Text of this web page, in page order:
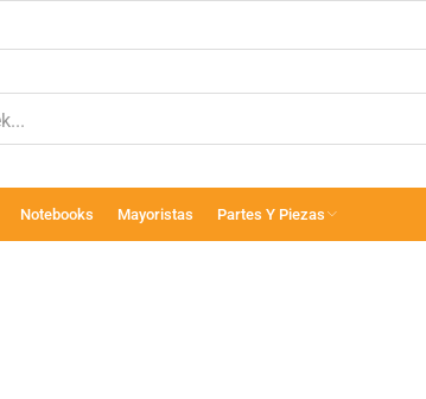
Notebooks Mayoristas Partes Y Piezas